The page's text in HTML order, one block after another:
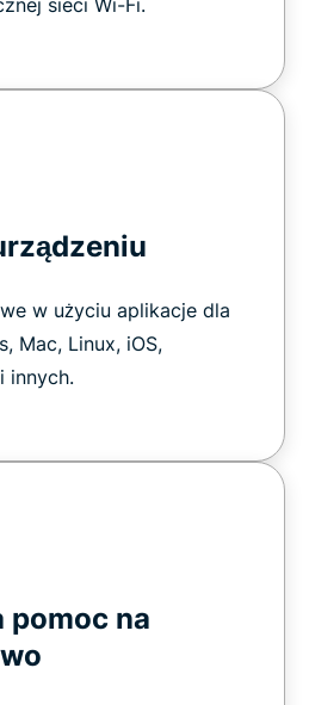
w użyciu aplikacje dla
Mac, Linux, iOS,
innych.
pomoc na